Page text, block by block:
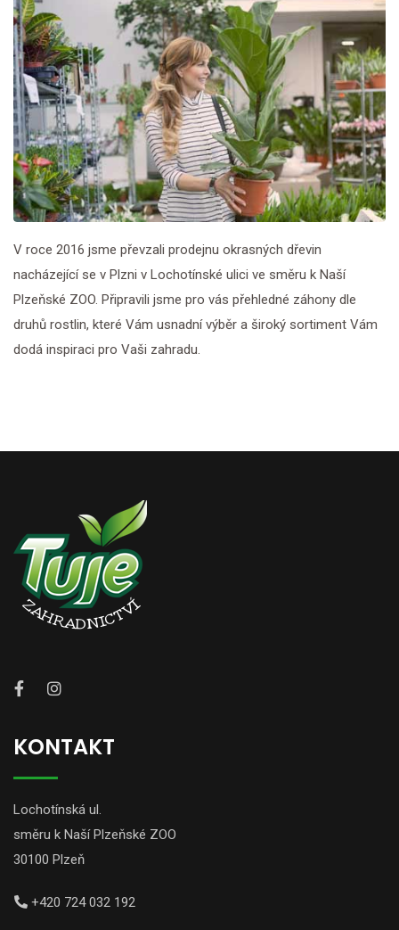
V roce 2016 jsme převzali prodejnu okrasných dřevin
nacházející se v Plzni v Lochotínské ulici ve směru k Naší
Plzeňské ZOO. Připravili jsme pro vás přehledné záhony dle
druhů rostlin, které Vám usnadní výběr a široký sortiment Vám
dodá inspiraci pro Vaši zahradu.
KONTAKT
Lochotínská ul.
směru k Naší Plzeňské ZOO
30100 Plzeň
+420 724 032 192